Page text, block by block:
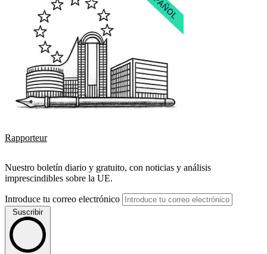
Rapporteur
Nuestro boletín diario y gratuito, con noticias y análisis
imprescindibles sobre la UE.
Introduce tu correo electrónico
Suscribir